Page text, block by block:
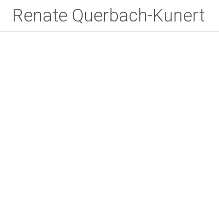
Renate Querbach-Kunert